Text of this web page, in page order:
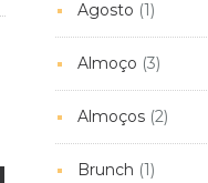
Agosto (1)
Almoço (3)
Almoços(2)
Brunch (1)